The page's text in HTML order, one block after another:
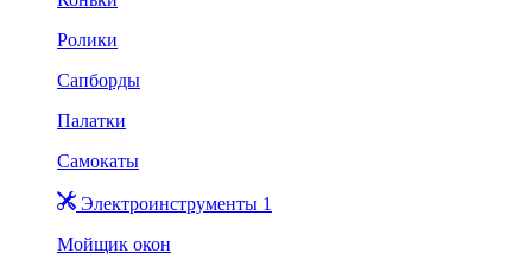
Ролики
Сапборды
Палатки
Самокаты
Электроинструменты 1
Мойщик окон